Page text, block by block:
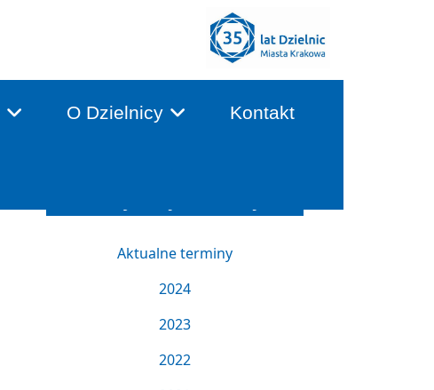
O Dzielnicy Kontakt
Aktualne terminy
2024
2023
2022